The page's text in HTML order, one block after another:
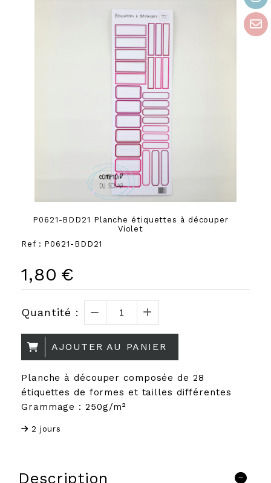
P0621-BDD21 Planche étiquettes à découper
Violet
Ref : P0621-BDD21
1,80 €
Quantité :
AJOUTER AU PANIER
Planche à découper composée de 28
étiquettes de formes et tailles différentes
Grammage : 250g/m²
2 jours
Description